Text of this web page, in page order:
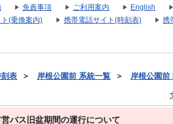
免責事項 ご利用案内 English
(乗換案内)
携帯電話サイト(時刻表) 携
表 ＞ 岸根公園前 系統一覧 ＞ 岸根公園前
バス旧盆期間の運行について